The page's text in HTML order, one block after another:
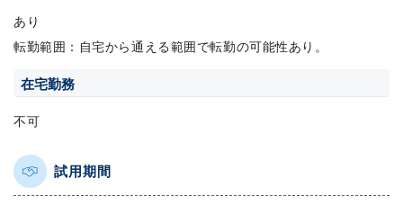
あり
転勤範囲：自宅から通える範囲で転勤の可能性あり。
在宅勤務
不可
試用期間